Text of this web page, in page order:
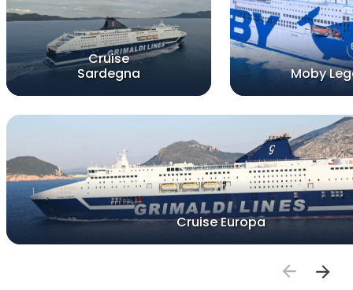
Cruise
Sardegna
Moby
Cruise Europa